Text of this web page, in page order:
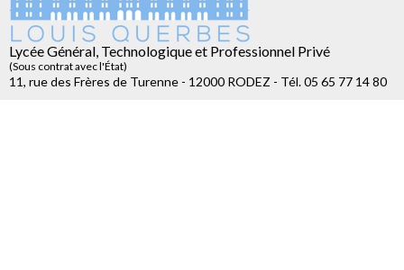
Lycée Général, Technologique et Professionnel Privé
(Sous contrat avec l'État)
11, rue des Frères de Turenne - 12000 RODEZ - Tél. 05 65 77 14 80